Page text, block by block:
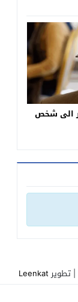
الى شخص
Leenkat